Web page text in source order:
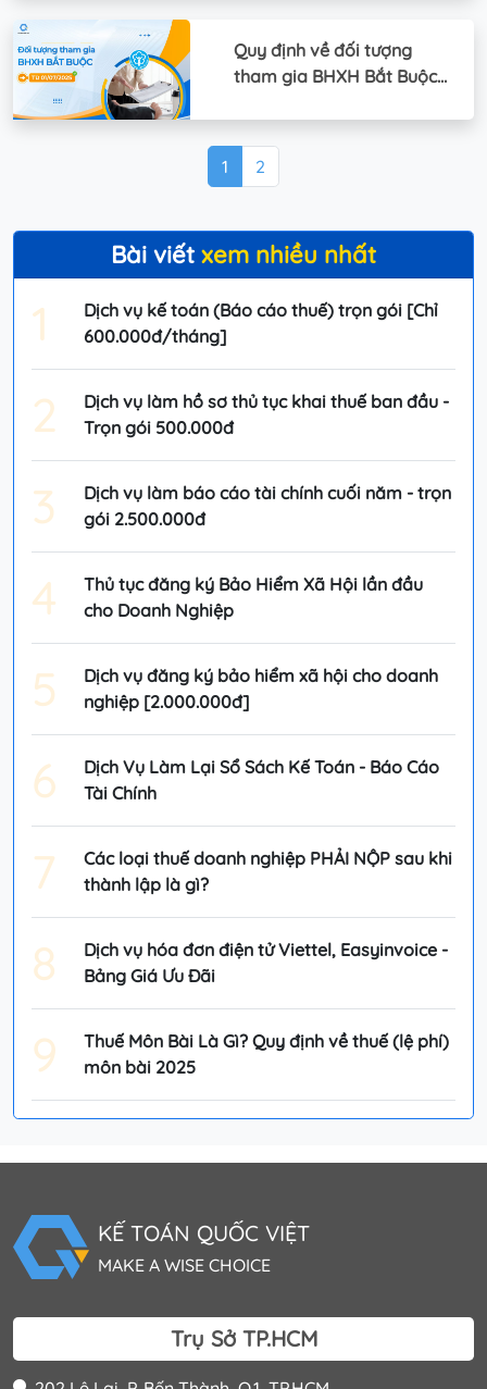
Quy định về đối tượng
tham gia BHXH Bắt Buộc
1 2
Bài viết xem nhiều nhất
1
Dịch vụ kế toán (Báo cáo thuế) trọn gói [Chỉ
600.000đ/tháng]
2
Dịch vụ làm hồ sơ thủ tục khai thuế ban đầu -
Trọn gói 500.000đ
3
Dịch vụ làm báo cáo tài chính cuối năm - trọn
gói 2.500.000đ
4
Thủ tục đăng ký Bảo Hiểm Xã Hội lần đầu
cho Doanh Nghiệp
5
Dịch vụ đăng ký bảo hiểm xã hội cho doanh
nghiệp [2.000.000đ]
6
Dịch Vụ Làm Lại Sổ Sách Kế Toán - Báo Cáo
Tài Chính
7
Các loại thuế doanh nghiệp PHẢI NỘP sau khi
thành lập là gì?
8
Dịch vụ hóa đơn điện tử Viettel, Easyinvoice -
Bảng Giá Ưu Đãi
9
Thuế Môn Bài Là Gì? Quy định về thuế (lệ phí)
môn bài 2025
KẾ TOÁN QUỐC VIỆT
MAKE A WISE CHOICE
Trụ Sở TP.HCM